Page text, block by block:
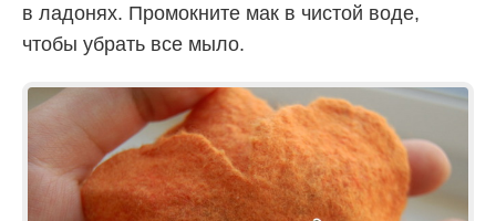
в ладонях. Промокните мак в чистой воде,
чтобы убрать все мыло.